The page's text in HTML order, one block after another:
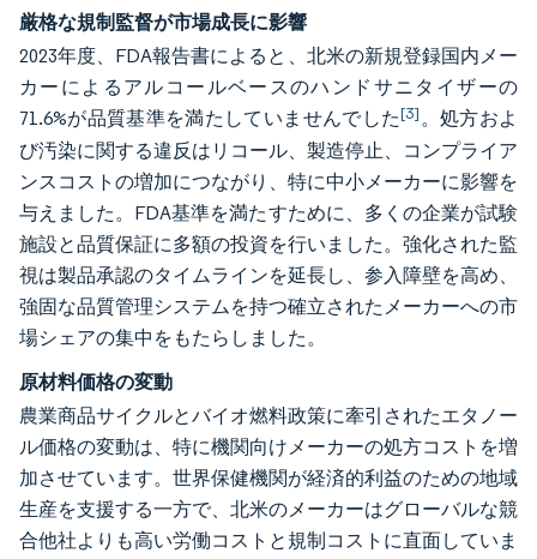
厳格な規制監督が市場成長に影響
2023年度、FDA報告書によると、北米の新規登録国内メー
カーによるアルコールベースのハンドサニタイザーの
71.6%が品質基準を満たしていませんでした[3]。処方およ
び汚染に関する違反はリコール、製造停止、コンプライア
ンスコストの増加につながり、特に中小メーカーに影響を
与えました。FDA基準を満たすために、多くの企業が試験
施設と品質保証に多額の投資を行いました。強化された監
視は製品承認のタイムラインを延長し、参入障壁を高め、
強固な品質管理システムを持つ確立されたメーカーへの市
場シェアの集中をもたらしました。
原材料価格の変動
農業商品サイクルとバイオ燃料政策に牽引されたエタノー
ル価格の変動は、特に機関向けメーカーの処方コストを増
加させています。世界保健機関が経済的利益のための地域
生産を支援する一方で、北米のメーカーはグローバルな競
合他社よりも高い労働コストと規制コストに直面していま